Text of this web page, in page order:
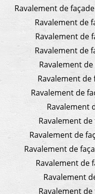
Ravalement de
Ravalement de
Ravalement de
Ravalement de
Ravalement
Ravalement de
Ravalement de
Ravalement
Ravalement
Ravalement de
Ravalement de
Ravalement de
Ravalement
Ravalement